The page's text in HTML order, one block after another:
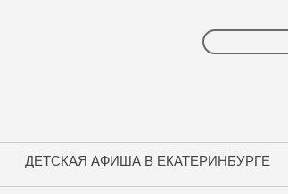
ДЕТСКАЯ АФИША В ЕКАТЕРИНБУРГЕ